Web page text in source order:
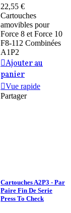
22,55 €
Cartouches
amovibles pour
Force 8 et Force 10
F8-112 Combinées
A1P2
Ajouter au
panier
Vue rapide
Partager
Cartouches A2P3 - Par
Paire Fin De Serie
Press To Check